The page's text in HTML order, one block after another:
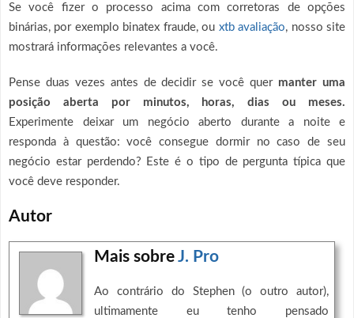
Se você fizer o processo acima com corretoras de opções
binárias, por exemplo binatex fraude, ou xtb avaliação, nosso site
mostrará informações relevantes a você.
Pense duas vezes antes de decidir se você quer manter uma
posição aberta por minutos, horas, dias ou meses.
Experimente deixar um negócio aberto durante a noite e
responda à questão: você consegue dormir no caso de seu
negócio estar perdendo? Este é o tipo de pergunta típica que
você deve responder.
Autor
Mais sobreJ. Pro
Ao contrário do Stephen (o outro autor),
ultimamente eu tenho pensado